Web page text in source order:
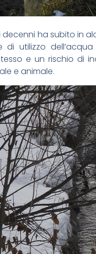
ha subito in
di utilizzo
e un rischio di
e animale.